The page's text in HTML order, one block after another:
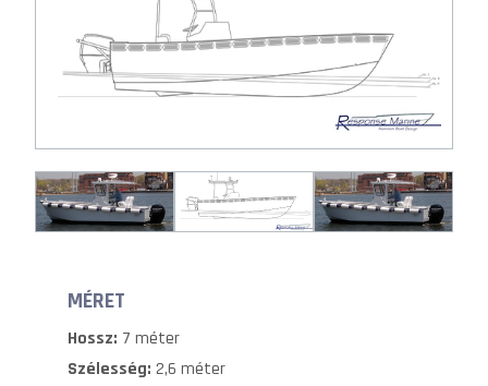
MÉRET
Hossz: 7 méter
Szélesség: 2,6 méter